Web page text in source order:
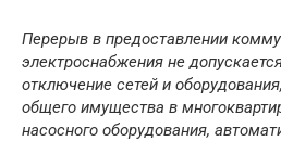
Перерыв в предоставлении
электроснабжения не
отключение сетей и
общего имущества в
насосного оборудования,